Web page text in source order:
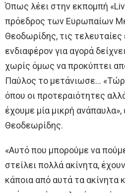
Όπως λέει στην εκπομπή
πρόεδρος των Ευρωπαίων
Θεοδωρίδης, τις
ενδιαφέρον για αγορά
χωρίς όμως να προκύπτει
Παύλος το μετάνιωσε…
όπου οι προτεραιότητες
έχουμε μία μικρή
Θεοδεωρίδης.
«Αυτό που μπορούμε να
στείλει πολλά ακίνητα,
κάποια από αυτά τα ακίνητα